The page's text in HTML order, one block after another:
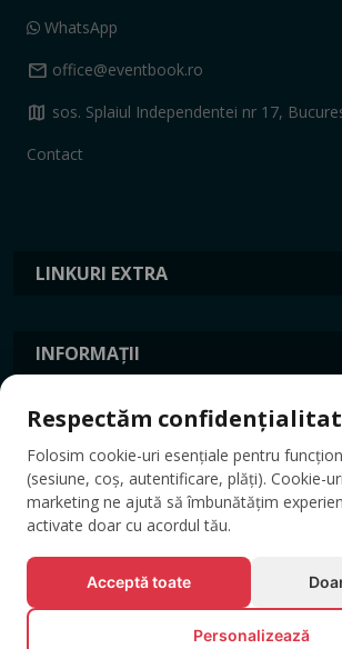
LINKURI EXTRA
INFORMAȚII
WhatsApp
mail office@eventbook.ro
map sos. Splaiul Independentei nr 17,
Contact
ETICHETE
Respectăm
Folosim cookie-uri esențiale pentru
(sesiune, coș, autentificare, plăți). Cookie-
marketing ne ajută să îmbunătățim
activate doar cu acordul tău.
Acceptă toate
Personalizează